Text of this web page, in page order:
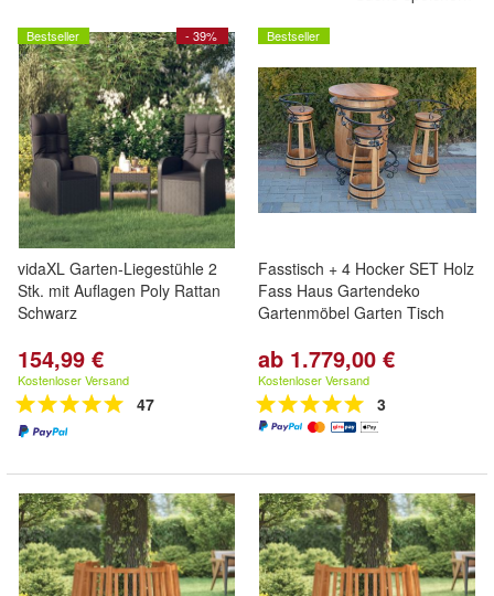
- 39%
Bestseller
vidaXL Garten-Liegestühle 2
Stk. mit Auflagen Poly Rattan
Schwarz
154,99 €
Kostenloser Versand
47
Bestseller
Fasstisch + 4 Hocker SET Holz
Fass Haus Gartendeko
Gartenmöbel Garten Tisch
ab 1.779,00 €
Kostenloser Versand
3